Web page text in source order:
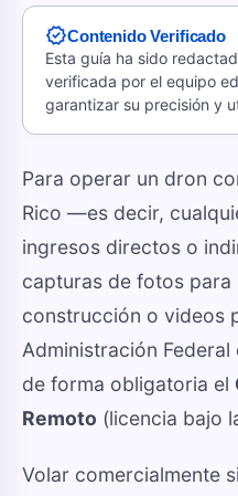
verifiedContenido Verificado
Esta guía ha sido
verificada por el equipo
garantizar su precisión y
Para operar un dron
Rico —es decir,
ingresos directos o
capturas de fotos
construcción o videos
Administración Federal
de forma obligatoria el
Remoto (licencia bajo
Volar comercialmente